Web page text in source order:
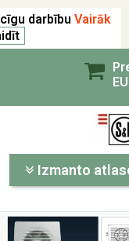
darbību Vairāk
Izmanto